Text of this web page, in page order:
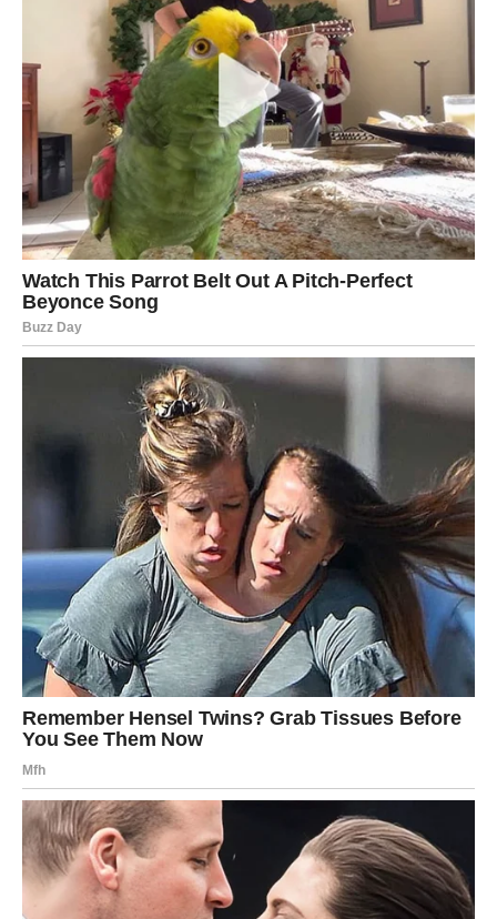
odustala, emocije nisu nestale, a sudbina priprema
neočekivane susrete i razgovore koji mogu promeniti
mnogo toga.